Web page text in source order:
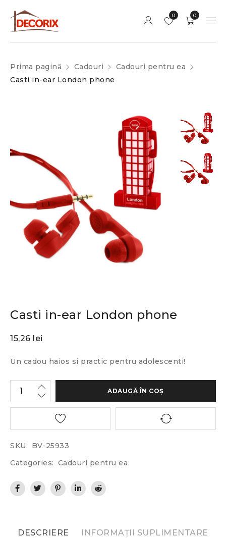
0
0
Prima pagină Cadouri
Cadouri pentru ea
Casti in-ear London phone
Casti in-ear London phone
15,26 lei
Un cadou haios si practic pentru adolescenti!
ADAUGĂ ÎN COȘ
SKU: BV-25933
Categories: Cadouri pentru ea
DESCRIERE INFORMAȚII SUPLIMENTARE